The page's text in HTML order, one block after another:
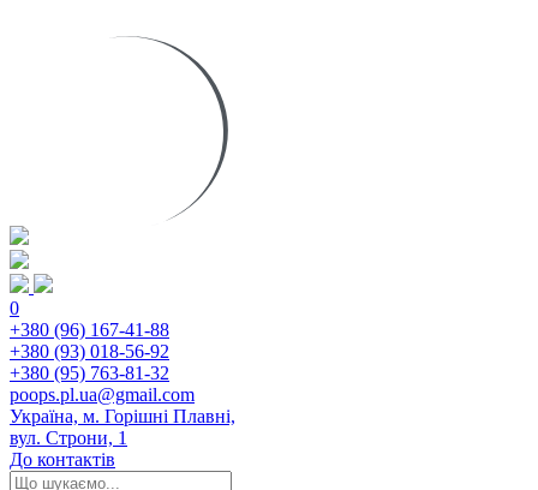
0
+380 (96) 167-41-88
+380 (93) 018-56-92
+380 (95) 763-81-32
poops.pl.ua@gmail.com
Україна, м. Горішні Плавні,
вул. Строни, 1
До контактів